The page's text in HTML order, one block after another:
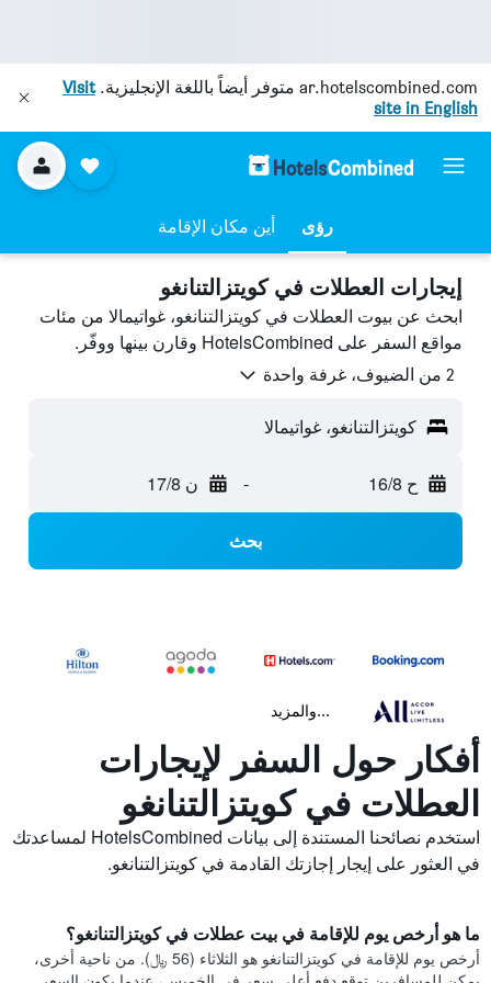
ar.hotelscombined.com متوفر أيضاً باللغة الإنجليزية.Visit
site in English
رؤى أين مكان الإقامة
إيجارات العطلات في كويتزالتنانغو
ابحث عن بيوت العطلات في كويتزالتنانغو، غواتيمالا من مئات
مواقع السفر على HotelsCombined وقارن بينها ووفّر.
2 من الضيوف، غرفة واحدة
كويتزالتنانغو، غواتيمالا
ح 16/8 - ن 17/8
بحث
...والمزيد
أفكار حول السفر لإيجارات
العطلات في كويتزالتنانغو
استخدم نصائحنا المستندة إلى بيانات HotelsCombined لمساعدتك
في العثور على إيجار إجازتك القادمة في كويتزالتنانغو.
ما هو أرخص يوم للإقامة في بيت عطلات في كويتزالتنانغو؟
أرخص يوم للإقامة في كويتزالتنانغو هو الثلاثاء (56 ﷼). من ناحية أخرى،